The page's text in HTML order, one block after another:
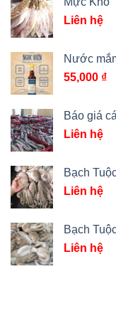
Liên hệ
Nước
55,000 ₫
Báo giá
Liên hệ
Bạch
Liên hệ
Bạch
Liên hệ